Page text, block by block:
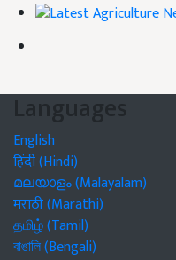
Languages
English
हिंदी (Hindi)
മലയാളം (Malayalam)
मराठी (Marathi)
தமிழ் (Tamil)
বাঙালি (Bengali)